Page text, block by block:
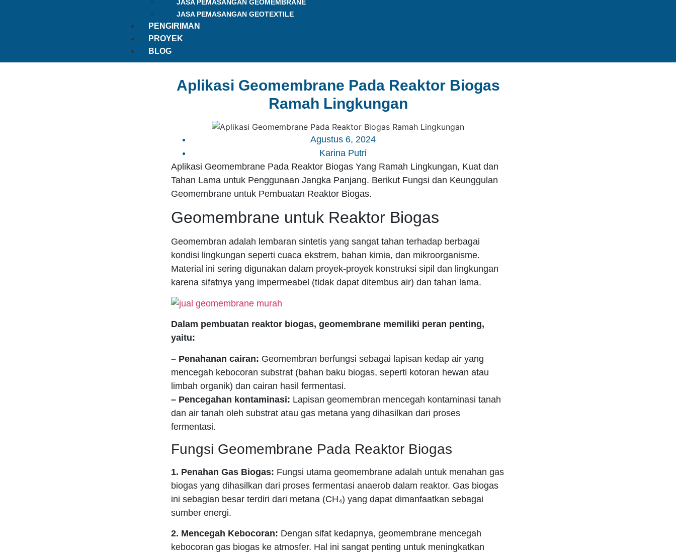
JASA PEMASANGAN GEOMEMBRANE
JASA PEMASANGAN GEOTEXTILE
PENGIRIMAN
PROYEK
BLOG
Aplikasi Geomembrane Pada Reaktor Biogas
Ramah Lingkungan
Agustus 6, 2024
Karina Putri
Aplikasi Geomembrane Pada Reaktor Biogas Yang Ramah Lingkungan, Kuat dan
Tahan Lama untuk Penggunaan Jangka Panjang. Berikut Fungsi dan Keunggulan
Geomembrane untuk Pembuatan Reaktor Biogas.
Geomembrane untuk Reaktor Biogas
Geomembran adalah lembaran sintetis yang sangat tahan terhadap berbagai
kondisi lingkungan seperti cuaca ekstrem, bahan kimia, dan mikroorganisme.
Material ini sering digunakan dalam proyek-proyek konstruksi sipil dan lingkungan
karena sifatnya yang impermeabel (tidak dapat ditembus air) dan tahan lama.
Dalam pembuatan reaktor biogas, geomembrane memiliki peran penting,
yaitu:
– Penahanan cairan: Geomembran berfungsi sebagai lapisan kedap air yang
mencegah kebocoran substrat (bahan baku biogas, seperti kotoran hewan atau
limbah organik) dan cairan hasil fermentasi.
– Pencegahan kontaminasi: Lapisan geomembran mencegah kontaminasi tanah
dan air tanah oleh substrat atau gas metana yang dihasilkan dari proses
fermentasi.
Fungsi Geomembrane Pada Reaktor Biogas
1. Penahan Gas Biogas: Fungsi utama geomembrane adalah untuk menahan gas
biogas yang dihasilkan dari proses fermentasi anaerob dalam reaktor. Gas biogas
ini sebagian besar terdiri dari metana (CH₄) yang dapat dimanfaatkan sebagai
sumber energi.
2. Mencegah Kebocoran: Dengan sifat kedapnya, geomembrane mencegah
kebocoran gas biogas ke atmosfer. Hal ini sangat penting untuk meningkatkan